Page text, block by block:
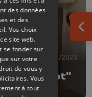
09/08/2023
a la "kot"
des données
et des
Vos choix
site web.
se fonder sur
sur votre
de vous y
. Vous
à tout